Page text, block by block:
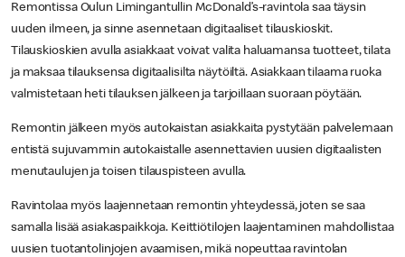
Remontissa Oulun Limingantullin McDonald’s-ravintola saa täysin
uuden ilmeen, ja sinne asennetaan digitaaliset tilauskioskit.
Tilauskioskien avulla asiakkaat voivat valita haluamansa tuotteet, tilata
ja maksaa tilauksensa digitaalisilta näytöiltä. Asiakkaan tilaama ruoka
valmistetaan heti tilauksen jälkeen ja tarjoillaan suoraan pöytään.
Remontin jälkeen myös autokaistan asiakkaita pystytään palvelemaan
entistä sujuvammin autokaistalle asennettavien uusien digitaalisten
menutaulujen ja toisen tilauspisteen avulla.
Ravintolaa myös laajennetaan remontin yhteydessä, joten se saa
samalla lisää asiakaspaikkoja. Keittiötilojen laajentaminen mahdollistaa
uusien tuotantolinjojen avaamisen, mikä nopeuttaa ravintolan